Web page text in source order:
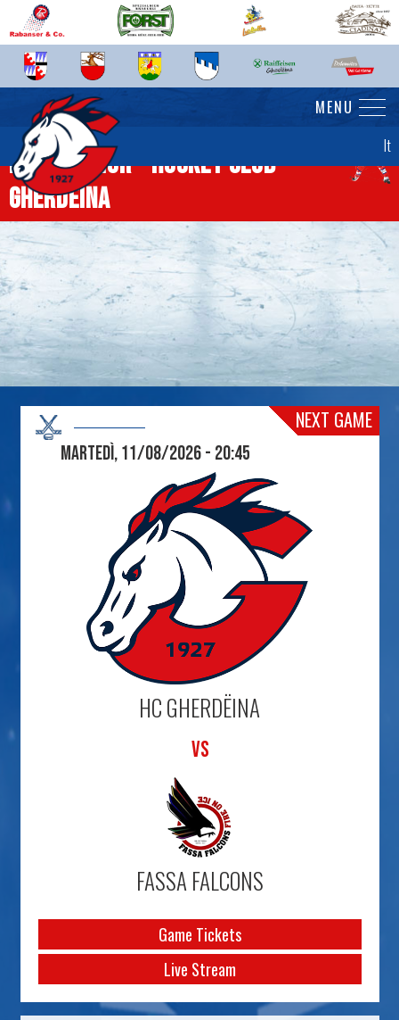
It
MENU
News senior - Hockey Club
Gherdëina
NEXT GAME
Martedì, 11/08/2026 - 20:45
HC GHERDËINA
VS
FASSA FALCONS
Game Tickets
Live Stream